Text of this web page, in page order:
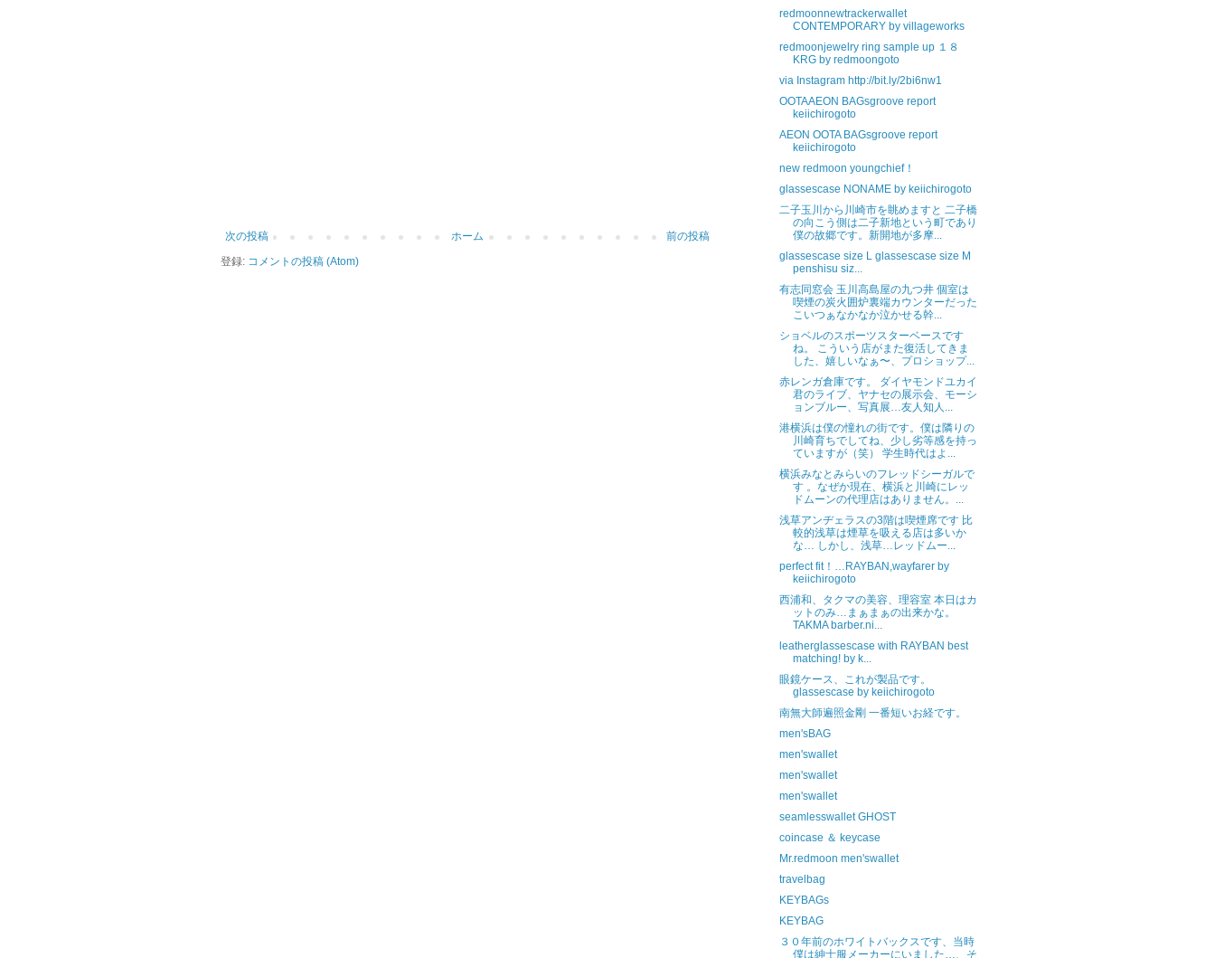
次の投稿 前の投稿
ホーム
登録: コメントの投稿 (Atom)
redmoonnewtrackerwallet
CONTEMPORARY by villageworks
redmoonjewelry ring sample up １８
KRG by redmoongoto
via Instagram http://bit.ly/2bi6nw1
OOTAAEON BAGsgroove report
keiichirogoto
AEON OOTA BAGsgroove report
keiichirogoto
new redmoon youngchief！
glassescase NONAME by keiichirogoto
二子玉川から川崎市を眺めますと 二子橋
の向こう側は二子新地という町であり
僕の故郷です。新開地が多摩...
glassescase size L glassescase size M
penshisu siz...
有志同窓会 玉川高島屋の九つ井 個室は
喫煙の炭火囲炉裏端カウンターだった
こいつぁなかなか泣かせる幹...
ショベルのスポーツスターベースです
ね。 こういう店がまた復活してきま
した、嬉しいなぁ〜、プロショップ...
赤レンガ倉庫です。 ダイヤモンドユカイ
君のライブ、ヤナセの展示会、モーシ
ョンブルー、写真展…友人知人...
港横浜は僕の憧れの街です。僕は隣りの
川崎育ちでしてね、少し劣等感を持っ
ていますが（笑） 学生時代はよ...
横浜みなとみらいのフレッドシーガルで
す 。なぜか現在、横浜と川崎にレッ
ドムーンの代理店はありません。...
浅草アンヂェラスの3階は喫煙席です 比
較的浅草は煙草を吸える店は多いか
な… しかし、浅草…レッドムー...
perfect fit！…RAYBAN,wayfarer by
keiichirogoto
西浦和、タクマの美容、理容室 本日はカ
ットのみ…まぁまぁの出来かな。
TAKMA barber.ni...
leatherglassescase with RAYBAN best
matching! by k...
眼鏡ケース、これが製品です。
glassescase by keiichirogoto
南無大師遍照金剛 一番短いお経です。
men'sBAG
men'swallet
men'swallet
men'swallet
seamlesswallet GHOST
coincase ＆ keycase
Mr.redmoon men'swallet
travelbag
KEYBAGs
KEYBAG
３０年前のホワイトバックスです、当時
僕は紳士服メーカーにいました…、そ